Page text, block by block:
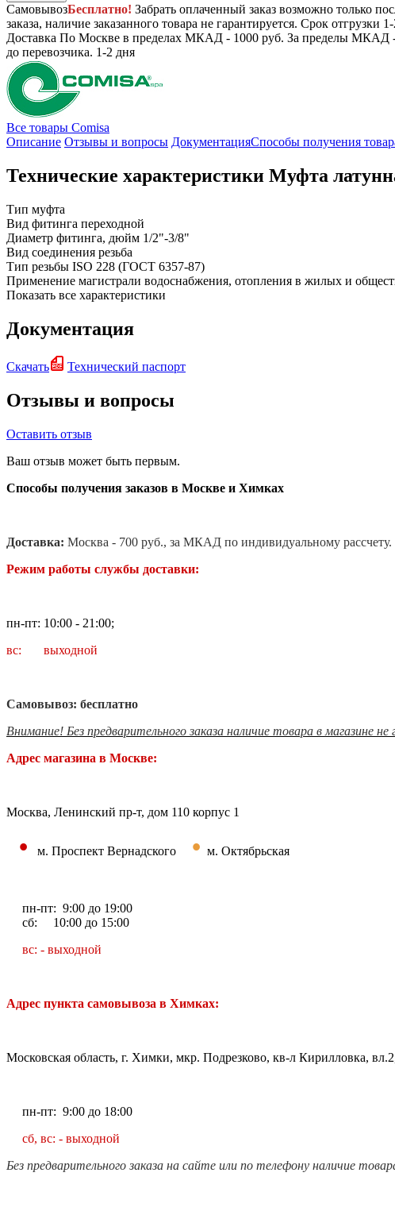
СамовывозБесплатно! Забрать оплаченный заказ возможно только
заказа, наличие заказанного товара не гарантируется. Срок отгрузки
Доставка По Москве в пределах МКАД - 1000 руб. За пределы МКАД -
до перевозчика. 1-2 дня
Все товары Comisa
Описание Отзывы и вопросы ДокументацияСпособы получения
Технические характеристики Муфта
Тип муфта
Вид фитинга переходной
Диаметр фитинга, дюйм 1/2"-3/8"
Вид соединения резьба
Тип резьбы ISO 228 (ГОСТ 6357-87)
Применение магистрали водоснабжения, отопления в жилых и
Показать все характеристики
Документация
Скачать Технический паспорт
Отзывы и вопросы
Оставить отзыв
Ваш отзыв может быть первым.
Способы получения заказов в Москве и Химках
Доставка: Москва - 700 руб., за МКАД по индивидуальному
Режим работы службы доставки:
пн-пт: 10:00 - 21:00;
вс: выходной
Самовывоз: бесплатно
Внимание! Без предварительного заказа наличие товара в магазине
Адрес магазина в Москве:
Москва, Ленинский пр-т, дом 110 корпус 1
• м. Проспект Вернадского • м. Октябрьская
пн-пт: 9:00 до 19:00
сб: 10:00 до 15:00
вс: - выходной
Адрес пункта самовывоза в Химках:
Московская область, г. Химки, мкр. Подрезково, кв-л Кирилловка,
пн-пт: 9:00 до 18:00
сб, вс: - выходной
Без предварительного заказа на сайте или по телефону наличие